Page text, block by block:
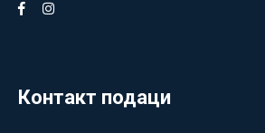
Контакт подаци